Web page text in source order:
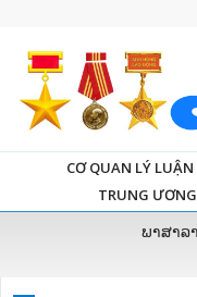
CƠ QUAN LÝ
TRUNG
ພາສາລ